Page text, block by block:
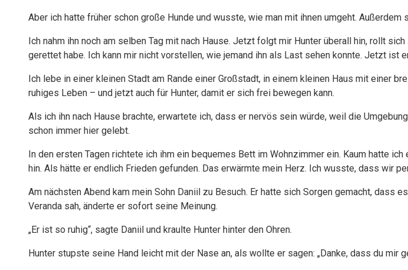
Aber ich hatte früher schon große Hunde und wusste, wie man mit ihnen umgeht.
Ich nahm ihn noch am selben Tag mit nach Hause. Jetzt folgt mir Hunter überall hin, rollt
gerettet habe. Ich kann mir nicht vorstellen, wie jemand ihn als Last sehen konnte. Jetzt ist
Ich lebe in einer kleinen Stadt am Rande einer Großstadt, in einem kleinen Haus mit einer
ruhiges Leben – und jetzt auch für Hunter, damit er sich frei bewegen kann.
Als ich ihn nach Hause brachte, erwartete ich, dass er nervös sein würde, weil die
schon immer hier gelebt.
In den ersten Tagen richtete ich ihm ein bequemes Bett im Wohnzimmer ein. Kaum hatte
hin. Als hätte er endlich Frieden gefunden. Das erwärmte mein Herz. Ich wusste, dass wir
Am nächsten Abend kam mein Sohn Daniil zu Besuch. Er hatte sich Sorgen gemacht, dass
Veranda sah, änderte er sofort seine Meinung.
„Er ist so ruhig“, sagte Daniil und kraulte Hunter hinter den Ohren.
Hunter stupste seine Hand leicht mit der Nase an, als wollte er sagen: „Danke, dass du mir